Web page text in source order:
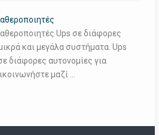
Ups σε διάφορες
και μεγάλα συστήματα. Ups
διάφορες αυτονομίες για
μαζί …